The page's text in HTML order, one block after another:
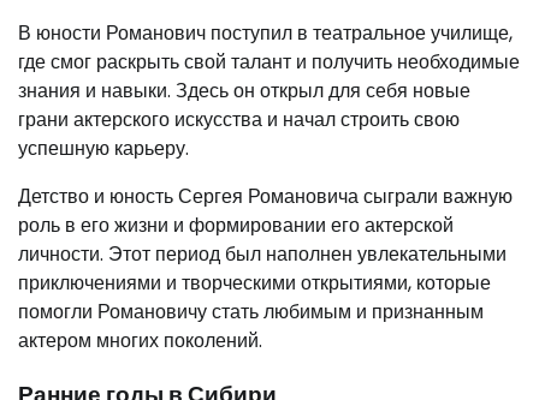
В юности Романович поступил в театральное училище,
где смог раскрыть свой талант и получить необходимые
знания и навыки. Здесь он открыл для себя новые
грани актерского искусства и начал строить свою
успешную карьеру.
Детство и юность Сергея Романовича сыграли важную
роль в его жизни и формировании его актерской
личности. Этот период был наполнен увлекательными
приключениями и творческими открытиями, которые
помогли Романовичу стать любимым и признанным
актером многих поколений.